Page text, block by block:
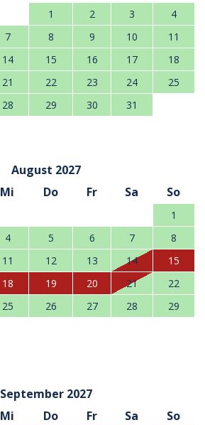
1 2 3
4
7 8 9 10
11
14 15 16 17
18
21 22 23 24
25
28 29 30 31
August 2027
Mi Do Fr Sa So
1
4 5 6 7
8
11 12 13 14
15
18 19 20 21
22
25 26 27 28
29
September 2027
Mi Do Fr Sa So